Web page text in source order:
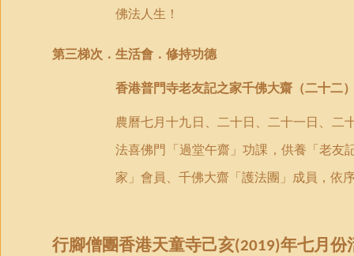
佛法人生！
第三梯次． 生活會．修持功德
香港普門寺老友記之家千佛大齋（二十二
農曆七月十九日 、 二十日 、二十一日 、 二
法喜佛門「過堂午齋」功課，供養「老友
家」會員、千佛大齋「護法團」成員，依
行腳僧團香港天童寺己亥(2019)年七月份